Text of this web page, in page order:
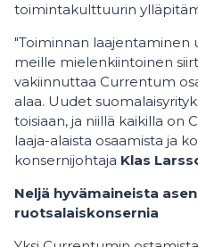
toimintakulttuurin
"Toiminnan laajentaminen
meille mielenkiintoinen
vakiinnuttaa Currentum
alaa. Uudet
toisiaan, ja niillä kaikilla on
laaja-alaista osaamista ja
konsernijohtaja Klas
Neljä hyvämaineista
ruotsalaiskonsernia